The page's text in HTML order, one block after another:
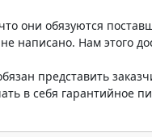
они обязуются
написано. Нам этого
представить
в себя гарантийное